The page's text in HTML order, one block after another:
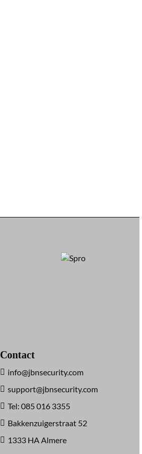
Contact
info@jbnsecurity.com
support@jbnsecurity.com
Tel: 085 016 3355
Bakkenzuigerstraat 52
1333 HA Almere